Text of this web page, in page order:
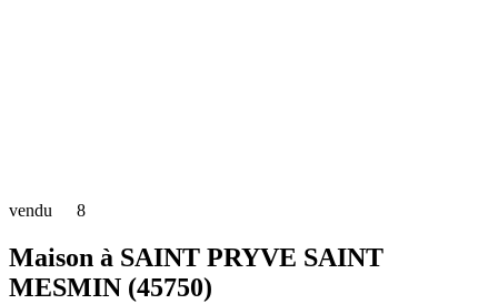
vendu 8
Maison à SAINT PRYVE SAINT
MESMIN (45750)